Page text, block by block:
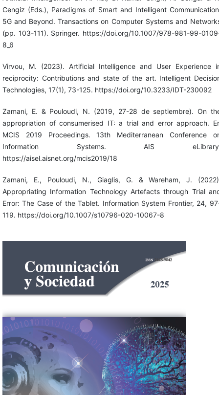
Cengiz (Eds.), Paradigms of Smart and Intelligent
5G and Beyond. Transactions on Computer Systems and
(pp. 103-111). Springer. https://doi.org/10.1007/978-981-99-
8_6
Virvou, M. (2023). Artificial Intelligence and User Experience
reciprocity: Contributions and state of the art. Intelligent
Technologies, 17(1), 73-125. https://doi.org/10.3233/IDT-230092
Zamani, E. & Pouloudi, N. (2019, 27-28 de septiembre). On
appropriation of consumerised IT: a trial and error approach.
MCIS 2019 Proceedings. 13th Mediterranean Conference
Information Systems. AIS
https://aisel.aisnet.org/mcis2019/18
Zamani, E., Pouloudi, N., Giaglis, G. & Wareham, J.
Appropriating Information Technology Artefacts through Trial
Error: The Case of the Tablet. Information System Frontier, 24,
119. https://doi.org/10.1007/s10796-020-10067-8